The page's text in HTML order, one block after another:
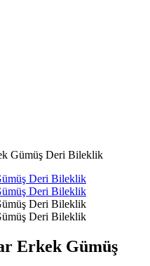
Gümüş Deri Bileklik
Erkek Gümüş